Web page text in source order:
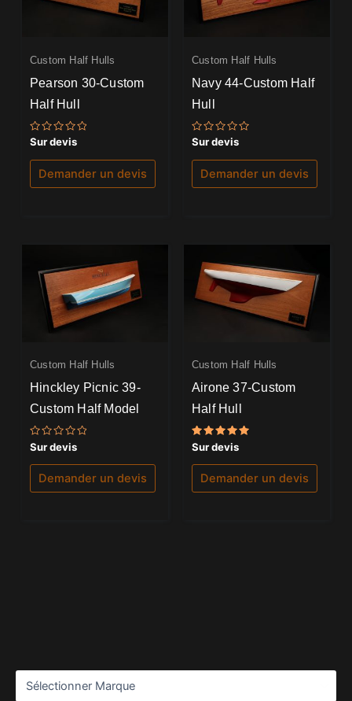
Custom Half Hulls
Pearson 30-Custom
Half Hull
Note
0
sur
Sur devis
Demander un devis
Custom Half Hulls
Navy 44-Custom Half
Hull
Note
0
sur
Sur devis
Demander un devis
Custom Half Hulls
Hinckley Picnic 39-
Custom Half Model
Note
0
sur
Sur devis
Demander un devis
Custom Half Hulls
Airone 37-Custom
Half Hull
Note
5.00
sur 5
Sur devis
Demander un devis